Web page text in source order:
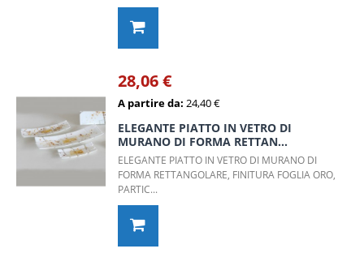
28,06 €
A partire da: 24,40 €
ELEGANTE PIATTO IN VETRO DI
MURANO DI FORMA RETTAN...
ELEGANTE PIATTO IN VETRO DI MURANO DI
FORMA RETTANGOLARE, FINITURA FOGLIA ORO,
PARTIC...